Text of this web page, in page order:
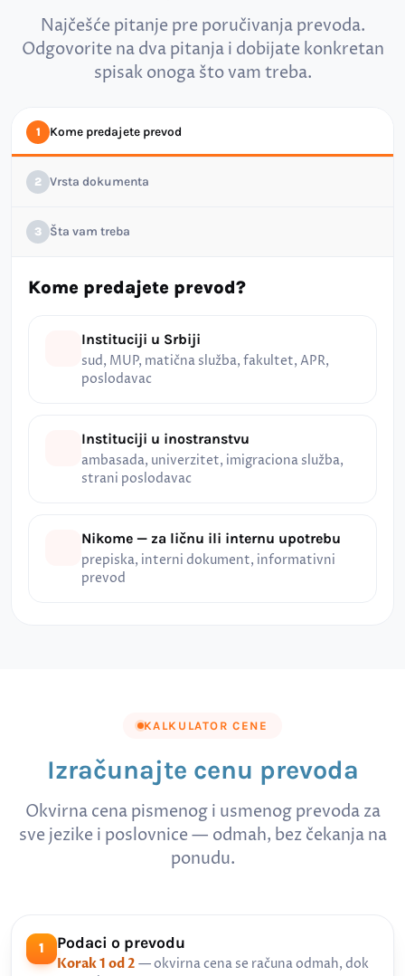
Najčešće pitanje pre poručivanja prevoda.
Odgovorite na dva pitanja i dobijate konkretan
spisak onoga što vam treba.
1 Kome predajete prevod
2 Vrsta dokumenta
3 Šta vam treba
Kome predajete prevod?
Instituciji u Srbiji
sud, MUP, matična služba, fakultet, APR,
poslodavac
Instituciji u inostranstvu
ambasada, univerzitet, imigraciona služba,
strani poslodavac
Nikome — za ličnu ili internu upotrebu
prepiska, interni dokument, informativni
prevod
KALKULATOR CENE
Izračunajte cenu prevoda
Okvirna cena pismenog i usmenog prevoda za
sve jezike i poslovnice — odmah, bez čekanja na
ponudu.
1 Podaci o prevodu
Korak 1 od 2 — okvirna cena se računa odmah, dok